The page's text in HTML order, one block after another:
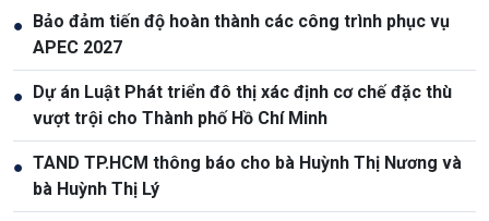
● Bảo đảm tiến độ hoàn thành các công trình phục vụ
APEC 2027
● Dự án Luật Phát triển đô thị xác định cơ chế đặc thù
vượt trội cho Thành phố Hồ Chí Minh
● TAND TP.HCM thông báo cho bà Huỳnh Thị Nương và
bà Huỳnh Thị Lý